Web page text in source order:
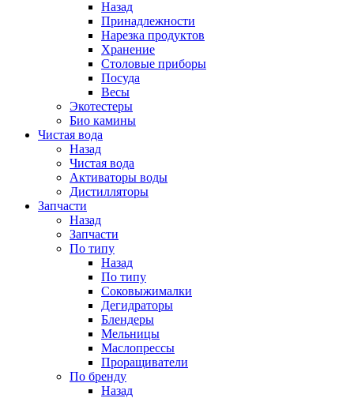
Назад
Принадлежности
Нарезка продуктов
Хранение
Столовые приборы
Посуда
Весы
Экотестеры
Био камины
Чистая вода
Назад
Чистая вода
Активаторы воды
Дистилляторы
Запчасти
Назад
Запчасти
По типу
Назад
По типу
Соковыжималки
Дегидраторы
Блендеры
Мельницы
Маслопрессы
Проращиватели
По бренду
Назад